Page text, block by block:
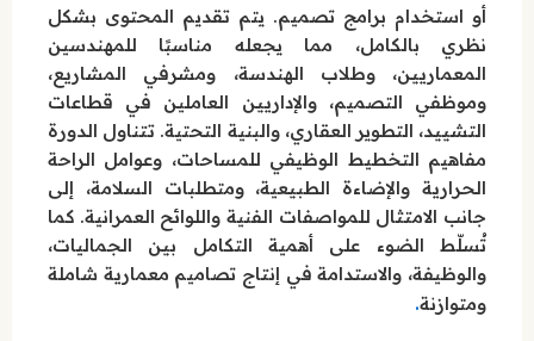
أو استخدام برامج تصميم. يتم تقديم المحتوى بشكل
نظري بالكامل، مما يجعله مناسبًا للمهندسين
المعماريين، وطلاب الهندسة، ومشرفي المشاريع،
وموظفي التصميم، والإداريين العاملين في قطاعات
التشييد، التطوير العقاري، والبنية التحتية. تتناول الدورة
مفاهيم التخطيط الوظيفي للمساحات، وعوامل الراحة
الحرارية والإضاءة الطبيعية، ومتطلبات السلامة، إلى
جانب الامتثال للمواصفات الفنية واللوائح العمرانية. كما
تُسلّط الضوء على أهمية التكامل بين الجماليات،
والوظيفة، والاستدامة في إنتاج تصاميم معمارية شاملة
ومتوازنة.